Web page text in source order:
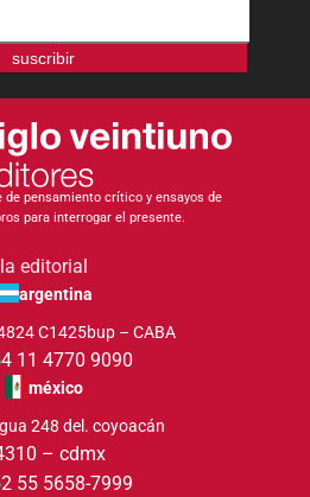
suscribir
de pensamiento crítico y ensayos de
para interrogar el presente.
la editorial
argentina
C1425bup – CABA
11 4770 9090
méxico
248 del. coyoacán
– cdmx
55 5658-7999